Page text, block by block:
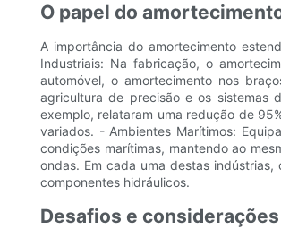
O papel do
A importância do amortecimento
Industriais: Na fabricação, o
automóvel, o amortecimento nos
agricultura de precisão e os sistemas
exemplo, relataram uma redução de
variados. - Ambientes Marítimos:
condições marítimas, mantendo ao
ondas. Em cada uma destas
componentes hidráulicos.
Desafios e